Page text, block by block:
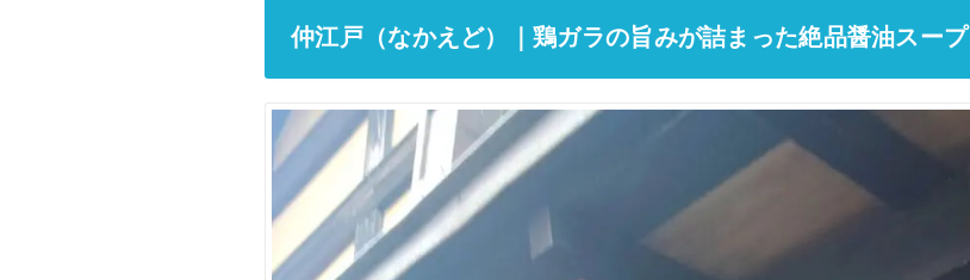
仲江戸（なかえど）｜鶏ガラの旨みが詰まった絶品醤油スープ